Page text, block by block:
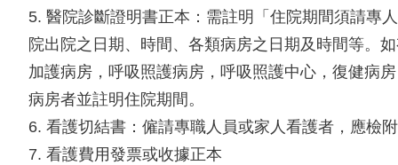
5. 醫院診斷證明書正本：需註明「住院期間須請專
院出院之日期、時間、各類病房之日期及時間等。
加護病房，呼吸照護病房，呼吸照護中心，復健病
病房者並註明住院期間。
6. 看護切結書：僱請專職人員或家人看護者，應檢
7. 看護費用發票或收據正本